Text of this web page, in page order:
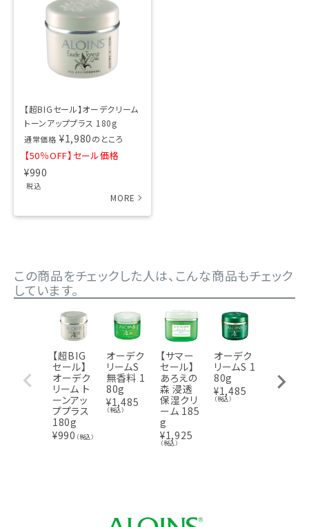
【超BIGセール】オーデクリーム
トーンアッププラス 180g
通常価格 ¥1,980のところ
【50％OFF】セール価格
¥990
税込
この商品をチェックした人は、こんな商品もチェック
しています。
【超BIG
セール】
オーデク
リーム ト
ーンアッ
ププラス
180g
¥990 （税込）
オーデク
リームS
無香料 1
80g
¥1,485
（税込）
【サマー
セール】
あろえの
森 浸透
保湿クリ
ーム 185
g
¥1,925
（税込）
オーデク
リームS 1
80g
¥1,485
（税込）
れい） 18
5g